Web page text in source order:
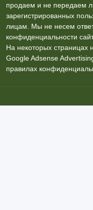
продаем и не передаем
зарегистрированных
лицам. Мы не несем
конфиденциальности
На некоторых страницах
Google Adsense
правилах